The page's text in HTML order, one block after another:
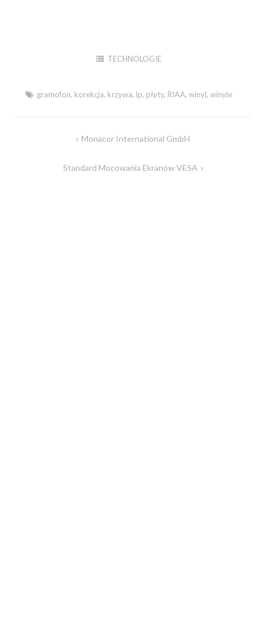
TECHNOLOGIE
gramofon, korekcja, krzywa, lp, płyty, RIAA,winyl,winyle
Monacor International GmbH
Standard Mocowania Ekranów VESA